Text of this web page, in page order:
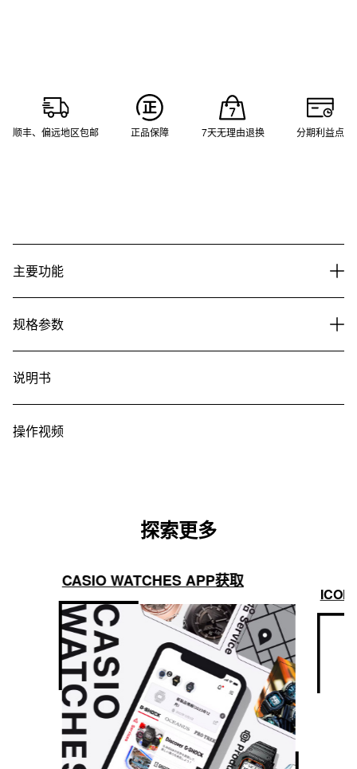
顺丰、偏远地区包邮 正品保障 7天无理由退换 分期利益点
主要功能
规格参数
说明书
操作视频
探索更多
CASIO WATCHES APP获取